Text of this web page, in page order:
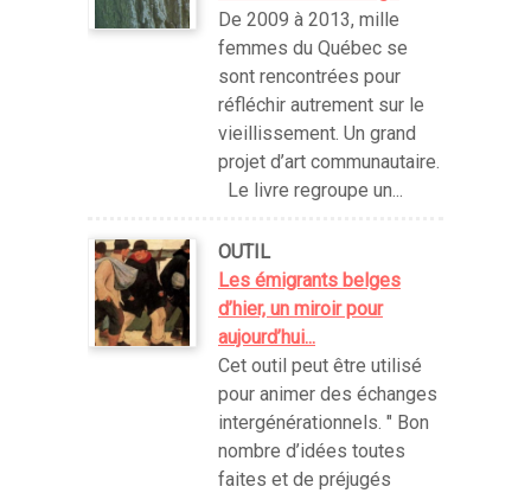
De 2009 à 2013, mille
femmes du Québec se
sont rencontrées pour
réfléchir autrement sur le
vieillissement. Un grand
projet d’art communautaire.
Le livre regroupe un...
OUTIL
Les émigrants belges
d’hier, un miroir pour
aujourd’hui...
Cet outil peut être utilisé
pour animer des échanges
intergénérationnels. " Bon
nombre d’idées toutes
faites et de préjugés